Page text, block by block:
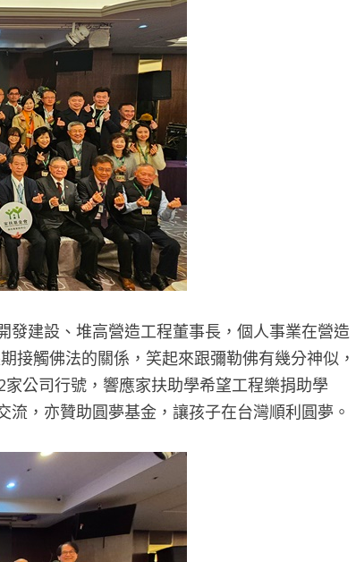
建設、堆高營造工程董事長，個人事業在營造
接觸佛法的關係，笑起來跟彌勒佛有幾分神似，
公司行號，響應家扶助學希望工程樂捐助學
，亦贊助圓夢基金，讓孩子在台灣順利圓夢。